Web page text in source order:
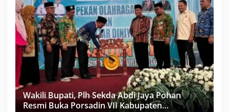
Wakili Bupati, Plh Sekda Abdi Jaya Pohan
Resmi Buka Porsadin VII Kabupaten